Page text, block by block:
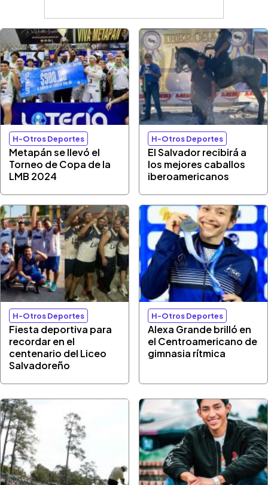
H-Otros Deportes
Metapán se llevó el
Torneo de Copa de la
LMB 2024
H-Otros Deportes
El Salvador recibirá a
los mejores caballos
iberoamericanos
H-Otros Deportes
Fiesta deportiva para
recordar en el
centenario del Liceo
Salvadoreño
H-Otros Deportes
Alexa Grande brilló en
el Centroamericano de
gimnasia rítmica